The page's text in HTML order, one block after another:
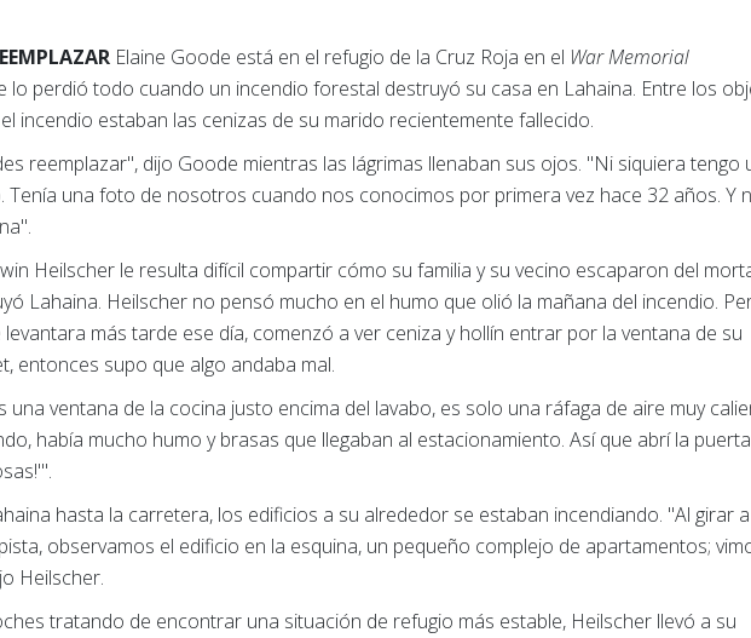
Elaine Goode está en el refugio de la Cruz Roja en el War Memorial
lo perdió todo cuando un incendio forestal destruyó su casa en Lahaina. Entre los
incendio estaban las cenizas de su marido recientemente fallecido.
reemplazar", dijo Goode mientras las lágrimas llenaban sus ojos. "Ni siquiera tengo
una foto de nosotros cuando nos conocimos por primera vez hace 32 años. Y
Heilscher le resulta difícil compartir cómo su familia y su vecino escaparon del
Lahaina. Heilscher no pensó mucho en el humo que olió la mañana del incendio.
más tarde ese día, comenzó a ver ceniza y hollín entrar por la ventana de su
entonces supo que algo andaba mal.
una ventana de la cocina justo encima del lavabo, es solo una ráfaga de aire muy
había mucho humo y brasas que llegaban al estacionamiento. Así que abrí la puerta
hasta la carretera, los edificios a su alrededor se estaban incendiando. "Al girar
observamos el edificio en la esquina, un pequeño complejo de apartamentos;
Heilscher.
tratando de encontrar una situación de refugio más estable, Heilscher llevó a su